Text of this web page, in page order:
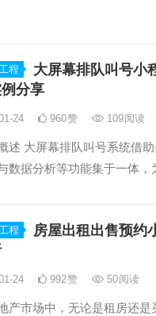
程
大屏幕排队叫号小
分享
24 960赞 109阅读
述 大屏幕排队叫号系统借
数据分析等功能集于一体
程
房屋出租出售预约
24 992赞 50阅读
产市场中，无论是租房还